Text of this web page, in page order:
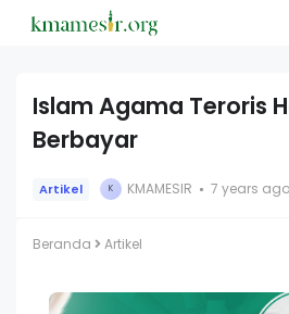
Islam Agama Teroris
Berbayar
Artikel K KMAMESIR 7 years ago
Beranda Artikel